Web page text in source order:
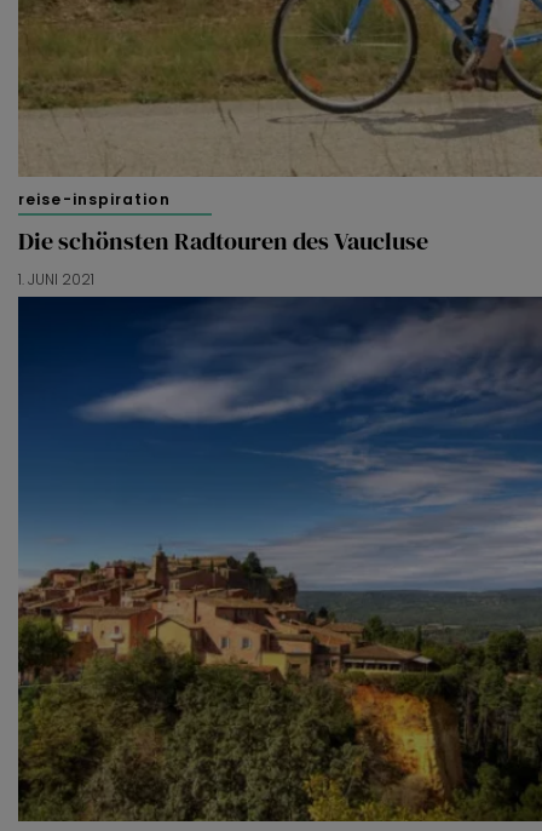
reise-inspiration
Die schönsten Radtouren des Vaucluse
1. JUNI 2021